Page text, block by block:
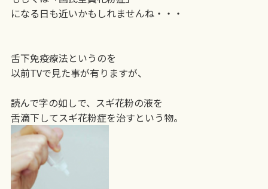
になる日も近いかもしれませんね・・・
舌下免疫療法というのを
以前TVで見た事が有りますが、
読んで字の如しで、スギ花粉の液を
舌滴下してスギ花粉症を治すという物。